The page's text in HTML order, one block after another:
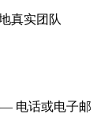
真实团队
电话或电子邮